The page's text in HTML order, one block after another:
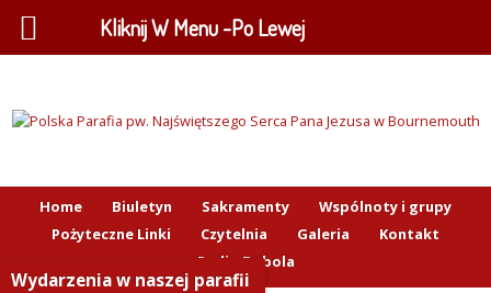
Home Biuletyn Sakramenty
Wspólnoty i grupy
Pożyteczne Linki
Czytelnia Galeria
Kontakt
Radio Bobola
Wydarzenia w naszej parafii
Kliknij W Menu -Po Lewej